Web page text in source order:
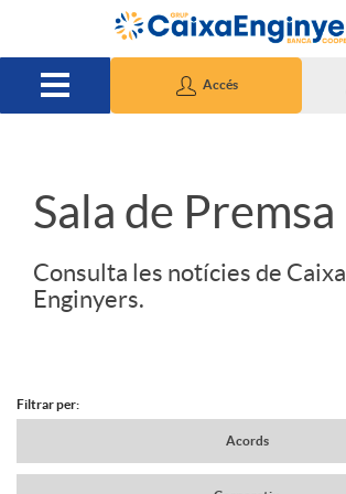
Salta al contingut principal
Accés
S
d
Sala de Premsa
Consulta les notícies de Caixa
Enginyers.
N
Filtrar per:
Acords